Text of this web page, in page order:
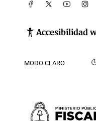
Accesibilidad
MODO CLARO